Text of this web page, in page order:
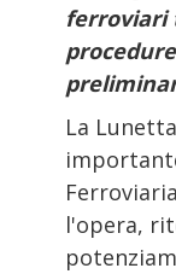
ferroviari
La
l'opera,